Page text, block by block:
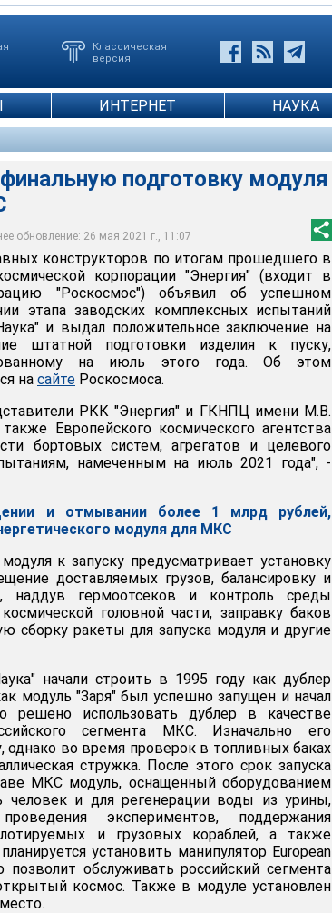
Классическая
версия
ИНТЕРНЕТ НАУКА
подготовку модуля
обновление: 26 мая 2021 г., 11:07
конструкторов по итогам прошедшего в
корпорации "Энергия" (входит в
"Роскосмос") объявил об успешном
этапа заводских комплексных испытаний
и выдал положительное заключение на
штатной подготовки изделия к пуску,
на июль этого года. Об этом
на сайте Роскосмоса.
РКК "Энергия" и ГКНПЦ имени М.В.
Европейского космического агентства
бортовых систем, агрегатов и целевого
намеченным на июль 2021 года", -
и отмывании более 1 млрд рублей,
модуля для МКС
к запуску предусматривает установку
доставляемых грузов, балансировку и
наддув гермоотсеков и контроль среды
головной части, заправку баков
сборку ракеты для запуска модуля и другие
начали строить в 1995 году как дублер
модуль "Заря" был успешно запущен и начал
решено использовать дублер в качестве
сегмента МКС. Изначально его
однако во время проверок в топливных баках
стружка. После этого срок запуска
МКС модуль, оснащенный оборудованием
человек и для регенерации воды из урины,
экспериментов, поддержания
и грузовых кораблей, а также
установить манипулятор European
обслуживать российский сегмента
космос. Также в модуле установлен